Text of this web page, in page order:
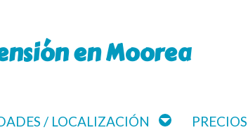
en Moorea
/ LOCALIZACIÓN